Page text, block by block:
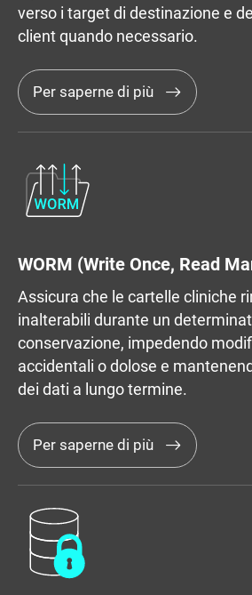
verso i target di destinazione e
client quando necessario.
Per saperne di più
WORM (Write Once, Read
Assicura che le cartelle cliniche
inalterabili durante un
conservazione, impedendo
accidentali o dolose e
dei dati a lungo termine.
Per saperne di più